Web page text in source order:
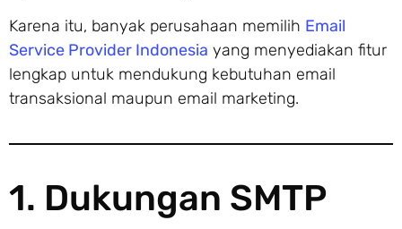
Karena itu, banyak perusahaan memilih Email
Service Provider Indonesia yang menyediakan fitur
lengkap untuk mendukung kebutuhan email
transaksional maupun email marketing.
1. Dukungan SMTP